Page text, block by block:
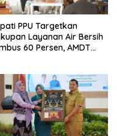
PPU Targetkan
Layanan Air Bersih
60 Persen, AMDT